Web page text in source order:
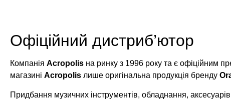
Офіційний дистриб’ютор
Компанія Acropolis на ринку з 1996 року та є офіційним
магазині Acropolis лише оригінальна продукція бренду
Придбання музичних інструментів, обладнання,